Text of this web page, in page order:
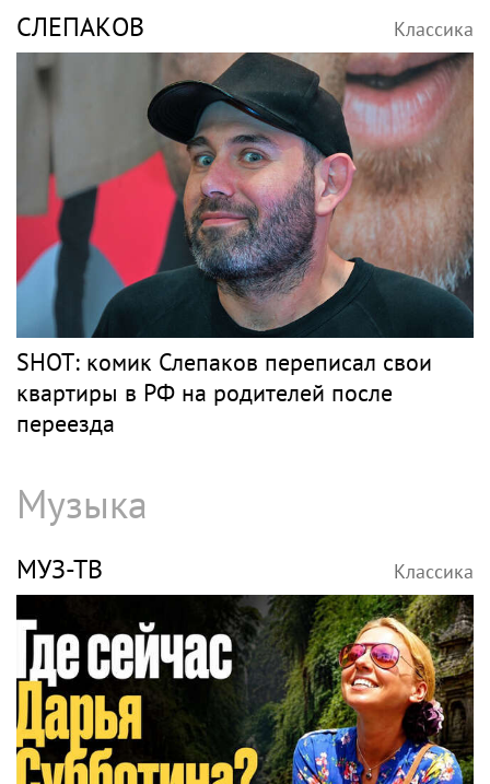
СЛЕПАКОВ Классика
SHOT: комик Слепаков переписал свои
квартиры в РФ на родителей после
переезда
Музыка
МУЗ-ТВ Классика